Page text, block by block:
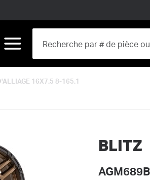
16X7.5 8-165.1
BLITZ